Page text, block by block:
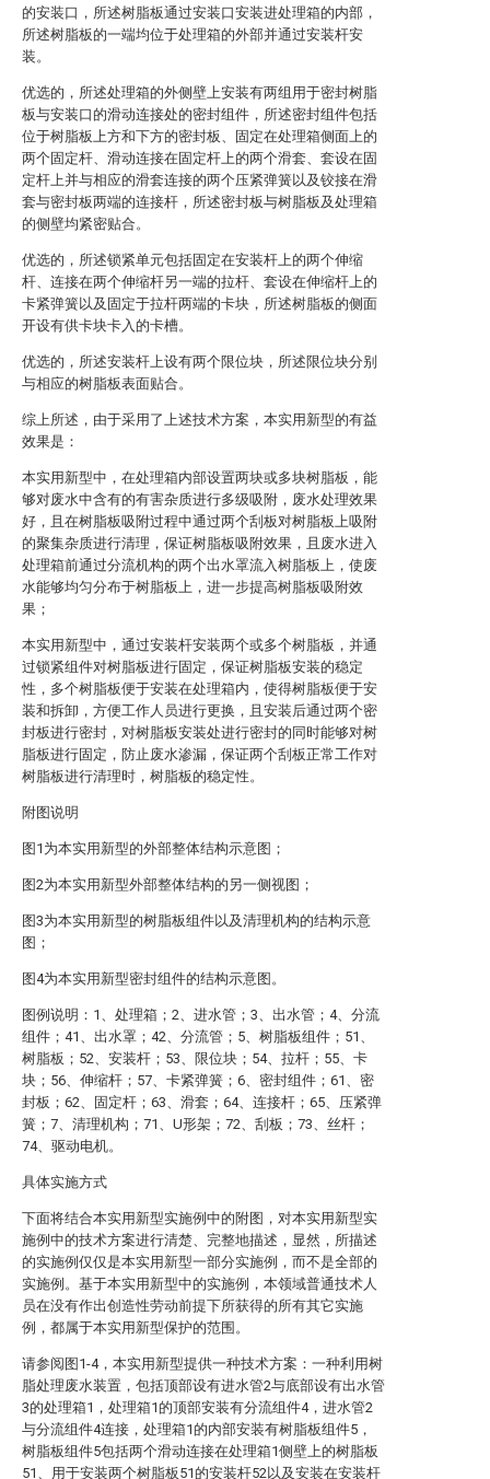
的安装口，所述树脂板通过安装口安装进处理箱的内部，
所述树脂板的一端均位于处理箱的外部并通过安装杆安
装。
优选的，所述处理箱的外侧壁上安装有两组用于密封树脂
板与安装口的滑动连接处的密封组件，所述密封组件包括
位于树脂板上方和下方的密封板、固定在处理箱侧面上的
两个固定杆、滑动连接在固定杆上的两个滑套、套设在固
定杆上并与相应的滑套连接的两个压紧弹簧以及铰接在滑
套与密封板两端的连接杆，所述密封板与树脂板及处理箱
的侧壁均紧密贴合。
优选的，所述锁紧单元包括固定在安装杆上的两个伸缩
杆、连接在两个伸缩杆另一端的拉杆、套设在伸缩杆上的
卡紧弹簧以及固定于拉杆两端的卡块，所述树脂板的侧面
开设有供卡块卡入的卡槽。
优选的，所述安装杆上设有两个限位块，所述限位块分别
与相应的树脂板表面贴合。
综上所述，由于采用了上述技术方案，本实用新型的有益
效果是：
本实用新型中，在处理箱内部设置两块或多块树脂板，能
够对废水中含有的有害杂质进行多级吸附，废水处理效果
好，且在树脂板吸附过程中通过两个刮板对树脂板上吸附
的聚集杂质进行清理，保证树脂板吸附效果，且废水进入
处理箱前通过分流机构的两个出水罩流入树脂板上，使废
水能够均匀分布于树脂板上，进一步提高树脂板吸附效
果；
本实用新型中，通过安装杆安装两个或多个树脂板，并通
过锁紧组件对树脂板进行固定，保证树脂板安装的稳定
性，多个树脂板便于安装在处理箱内，使得树脂板便于安
装和拆卸，方便工作人员进行更换，且安装后通过两个密
封板进行密封，对树脂板安装处进行密封的同时能够对树
脂板进行固定，防止废水渗漏，保证两个刮板正常工作对
树脂板进行清理时，树脂板的稳定性。
附图说明
图1为本实用新型的外部整体结构示意图；
图2为本实用新型外部整体结构的另一侧视图；
图3为本实用新型的树脂板组件以及清理机构的结构示意
图；
图4为本实用新型密封组件的结构示意图。
图例说明：1、处理箱；2、进水管；3、出水管；4、分流
组件；41、出水罩；42、分流管；5、树脂板组件；51、
树脂板；52、安装杆；53、限位块；54、拉杆；55、卡
块；56、伸缩杆；57、卡紧弹簧；6、密封组件；61、密
封板；62、固定杆；63、滑套；64、连接杆；65、压紧弹
簧；7、清理机构；71、U形架；72、刮板；73、丝杆；
74、驱动电机。
具体实施方式
下面将结合本实用新型实施例中的附图，对本实用新型实
施例中的技术方案进行清楚、完整地描述，显然，所描述
的实施例仅仅是本实用新型一部分实施例，而不是全部的
实施例。基于本实用新型中的实施例，本领域普通技术人
员在没有作出创造性劳动前提下所获得的所有其它实施
例，都属于本实用新型保护的范围。
请参阅图1-4，本实用新型提供一种技术方案：一种利用树
脂处理废水装置，包括顶部设有进水管2与底部设有出水管
3的处理箱1，处理箱1的顶部安装有分流组件4，进水管2
与分流组件4连接，处理箱1的内部安装有树脂板组件5，
树脂板组件5包括两个滑动连接在处理箱1侧壁上的树脂板
51、用于安装两个树脂板51的安装杆52以及安装在安装杆